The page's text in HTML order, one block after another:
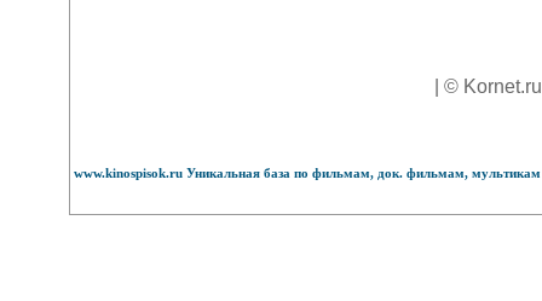
| ©
www.kinospisok.ru Уникальная база по фильмам, док. фильмам,